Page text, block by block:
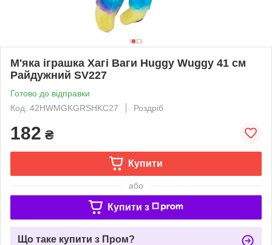
М'яка іграшка Хагі Ваги Huggy Wuggy 41 см
Райдужний SV227
Готово до відправки
Код: 42HWMGKGRSHKC27
Роздріб
182 ₴
Купити
або
Купити з
Що таке купити з Пром?